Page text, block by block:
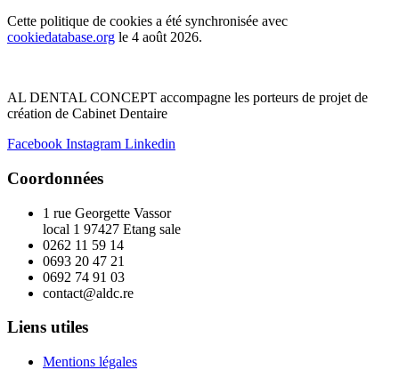
Cette politique de cookies a été synchronisée avec
cookiedatabase.org le 4 août 2026.
AL DENTAL CONCEPT accompagne les porteurs de projet de
création de Cabinet Dentaire
Facebook Instagram Linkedin
Coordonnées
1 rue Georgette Vassor
local 1 97427 Etang sale
0262 11 59 14
0693 20 47 21
0692 74 91 03
contact@aldc.re
Liens utiles
Mentions légales